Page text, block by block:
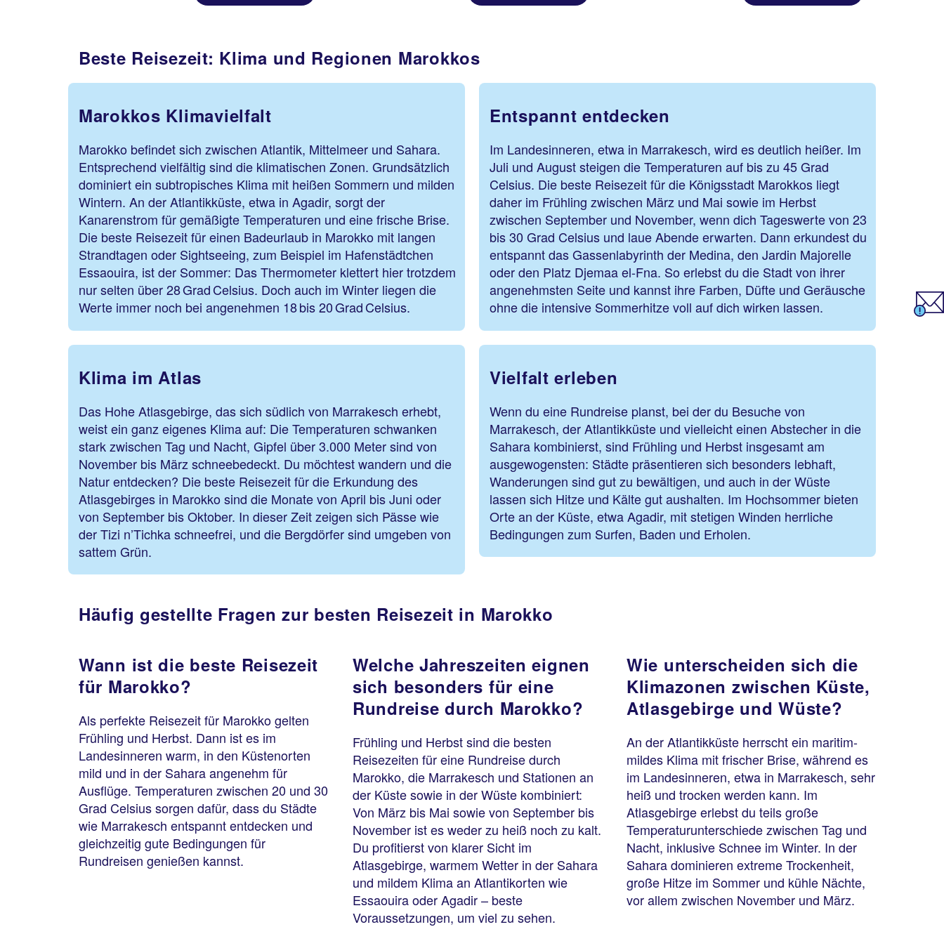
Beste Reisezeit: Klima und Regionen Marokkos
Marokkos Klimavielfalt
Marokko befindet sich zwischen Atlantik, Mittelmeer und Sahara.
Entsprechend vielfältig sind die klimatischen Zonen. Grundsätzlich
dominiert ein subtropisches Klima mit heißen Sommern und milden
Wintern. An der Atlantikküste, etwa in Agadir, sorgt der
Kanarenstrom für gemäßigte Temperaturen und eine frische Brise.
Die beste Reisezeit für einen Badeurlaub in Marokko mit langen
Strandtagen oder Sightseeing, zum Beispiel im Hafenstädtchen
Essaouira, ist der Sommer: Das Thermometer klettert hier trotzdem
nur selten über 28 Grad Celsius. Doch auch im Winter liegen die
Werte immer noch bei angenehmen 18 bis 20 Grad Celsius.
Entspannt entdecken
Im Landesinneren, etwa in Marrakesch, wird es deutlich heißer. Im
Juli und August steigen die Temperaturen auf bis zu 45 Grad
Celsius. Die beste Reisezeit für die Königsstadt Marokkos liegt
daher im Frühling zwischen März und Mai sowie im Herbst
zwischen September und November, wenn dich Tageswerte von 23
bis 30 Grad Celsius und laue Abende erwarten. Dann erkundest du
entspannt das Gassenlabyrinth der Medina, den Jardin Majorelle
oder den Platz Djemaa el-Fna. So erlebst du die Stadt von ihrer
angenehmsten Seite und kannst ihre Farben, Düfte und Geräusche
ohne die intensive Sommerhitze voll auf dich wirken lassen.
Klima im Atlas
Das Hohe Atlasgebirge, das sich südlich von Marrakesch erhebt,
weist ein ganz eigenes Klima auf: Die Temperaturen schwanken
stark zwischen Tag und Nacht, Gipfel über 3.000 Meter sind von
November bis März schneebedeckt. Du möchtest wandern und die
Natur entdecken? Die beste Reisezeit für die Erkundung des
Atlasgebirges in Marokko sind die Monate von April bis Juni oder
von September bis Oktober. In dieser Zeit zeigen sich Pässe wie
der Tizi n’Tichka schneefrei, und die Bergdörfer sind umgeben von
sattem Grün.
Vielfalt erleben
Wenn du eine Rundreise planst, bei der du Besuche von
Marrakesch, der Atlantikküste und vielleicht einen Abstecher in die
Sahara kombinierst, sind Frühling und Herbst insgesamt am
ausgewogensten: Städte präsentieren sich besonders lebhaft,
Wanderungen sind gut zu bewältigen, und auch in der Wüste
lassen sich Hitze und Kälte gut aushalten. Im Hochsommer bieten
Orte an der Küste, etwa Agadir, mit stetigen Winden herrliche
Bedingungen zum Surfen, Baden und Erholen.
Häufig gestellte Fragen zur besten Reisezeit in Marokko
Wann ist die beste Reisezeit
für Marokko?
Als perfekte Reisezeit für Marokko gelten
Frühling und Herbst. Dann ist es im
Landesinneren warm, in den Küstenorten
mild und in der Sahara angenehm für
Ausflüge. Temperaturen zwischen 20 und 30
Grad Celsius sorgen dafür, dass du Städte
wie Marrakesch entspannt entdecken und
gleichzeitig gute Bedingungen für
Rundreisen genießen kannst.
Welche Jahreszeiten eignen
sich besonders für eine
Rundreise durch Marokko?
Frühling und Herbst sind die besten
Reisezeiten für eine Rundreise durch
Marokko, die Marrakesch und Stationen an
der Küste sowie in der Wüste kombiniert:
Von März bis Mai sowie von September bis
November ist es weder zu heiß noch zu kalt.
Du profitierst von klarer Sicht im
Atlasgebirge, warmem Wetter in der Sahara
und mildem Klima an Atlantikorten wie
Essaouira oder Agadir – beste
Voraussetzungen, um viel zu sehen.
Wie unterscheiden sich die
Klimazonen zwischen Küste,
Atlasgebirge und Wüste?
An der Atlantikküste herrscht ein maritim-
mildes Klima mit frischer Brise, während es
im Landesinneren, etwa in Marrakesch, sehr
heiß und trocken werden kann. Im
Atlasgebirge erlebst du teils große
Temperaturunterschiede zwischen Tag und
Nacht, inklusive Schnee im Winter. In der
Sahara dominieren extreme Trockenheit,
große Hitze im Sommer und kühle Nächte,
vor allem zwischen November und März.